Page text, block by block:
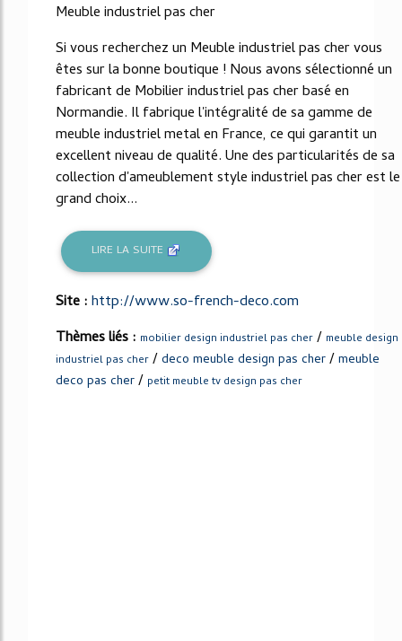
Meuble industriel pas cher
Si vous recherchez un Meuble industriel pas cher vous
êtes sur la bonne boutique ! Nous avons sélectionné un
fabricant de Mobilier industriel pas cher basé en
Normandie. Il fabrique l'intégralité de sa gamme de
meuble industriel metal en France, ce qui garantit un
excellent niveau de qualité. Une des particularités de sa
collection d'ameublement style industriel pas cher est le
grand choix...
LIRE LA SUITE
Site :http://www.so-french-deco.com
Thèmes liés : mobilier design industriel pas cher / meuble design
industriel pas cher /deco meuble design pas cher/meuble
deco pas cher/ petit meuble tv design pas cher